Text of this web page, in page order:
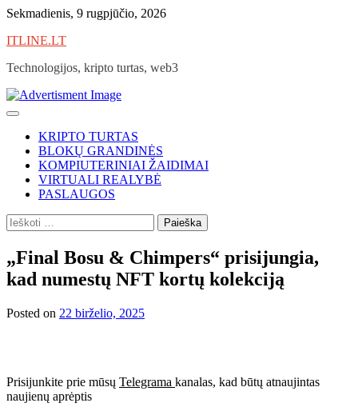
Skip
content
Sekmadienis, 9 rugpjūčio, 2026
ITLINE.LT
Technologijos, kripto turtas, web3
KRIPTO TURTAS
BLOKŲ GRANDINĖS
KOMPIUTERINIAI ŽAIDIMAI
VIRTUALI REALYBĖ
PASLAUGOS
Ieškoti:
„Final Bosu & Chimpers“ prisijungia,
kad numestų NFT kortų kolekciją
Posted on 22 birželio, 2025
Prisijunkite prie mūsų Telegrama kanalas, kad būtų atnaujintas
naujienų aprėptis